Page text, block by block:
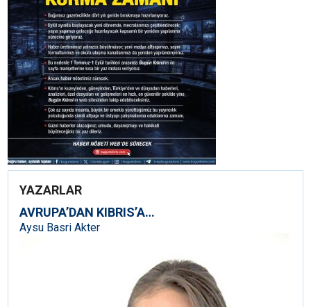
YAZARLAR
AVRUPA’DAN KIBRIS’A…
Aysu Basri Akter